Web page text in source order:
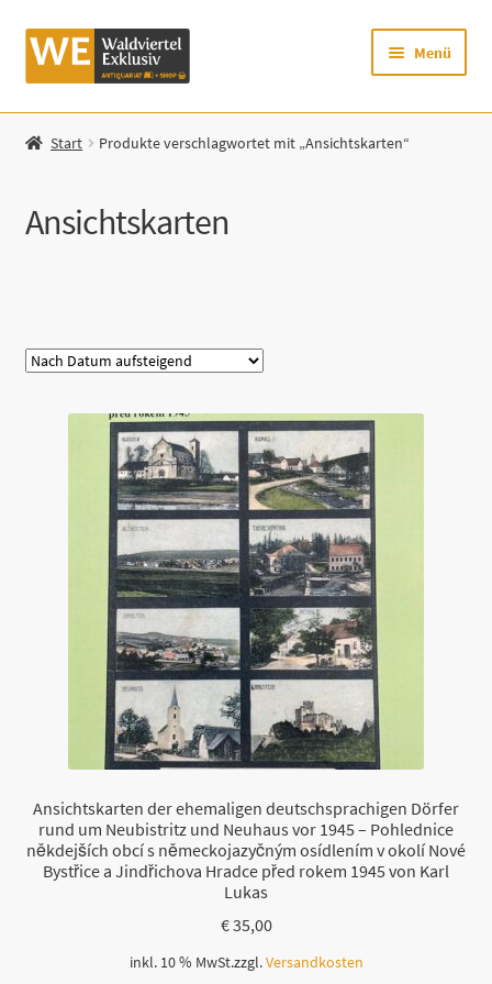
Zur
Navigation
Zum
Inhalt
Menü
Startseite
Mein Konto
Zur Waldviertel Exklusiv-Website
Start Produkte verschlagwortet mit „Ansichtskarten“
Ansichtskarten
Ansichtskarten der ehemaligen deutschsprachigen Dörfer
rund um Neubistritz und Neuhaus vor 1945 – Pohlednice
někdejších obcí s německojazyčným osídlením v okolí Nové
Bystřice a Jindřichova Hradce před rokem 1945 von Karl
Lukas
€35,00
inkl. 10 % MwSt.zzgl.Versandkosten